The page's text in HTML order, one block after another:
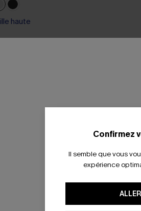
haute
Confirmez
Il semble que vous
expérience